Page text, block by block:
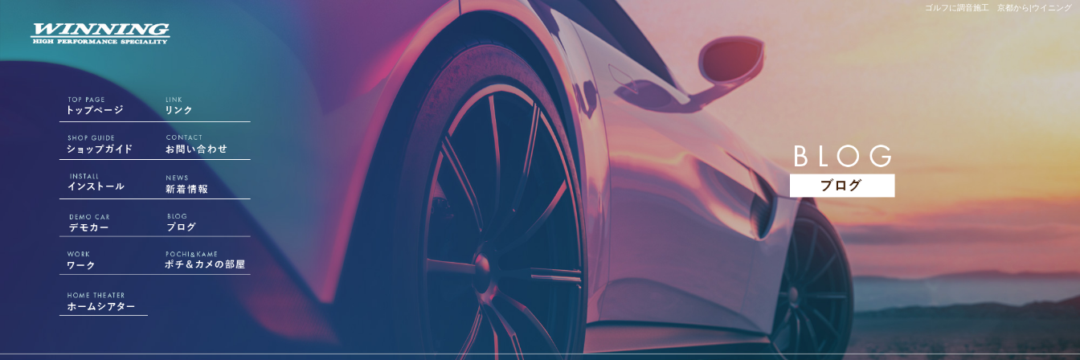
ゴルフに調音施工 京都から|ウイニング